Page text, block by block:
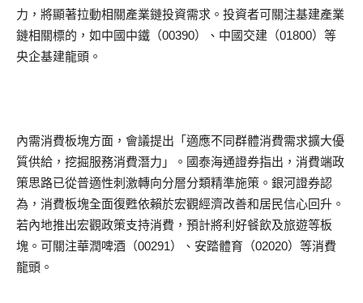
力，將顯著拉動相關產業鏈投資需求。投資者可關注基建產業
鏈相關標的，如中國中鐵（00390）、中國交建（01800）等
央企基建龍頭。
內需消費板塊方面，會議提出「適應不同群體消費需求擴大優
質供給，挖掘服務消費潛力」。國泰海通證券指出，消費端政
策思路已從普適性刺激轉向分層分類精準施策。銀河證券認
為，消費板塊全面復甦依賴於宏觀經濟改善和居民信心回升。
若內地推出宏觀政策支持消費，預計將利好餐飲及旅遊等板
塊。可關注華潤啤酒（00291）、安踏體育（02020）等消費
龍頭。